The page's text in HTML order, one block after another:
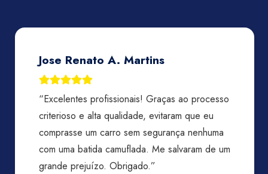
Jose Renato A. Martins
“Excelentes profissionais! Graças ao processo
criterioso e alta qualidade, evitaram que eu
comprasse um carro sem segurança nenhuma
com uma batida camuflada. Me salvaram de um
grande prejuízo. Obrigado.”